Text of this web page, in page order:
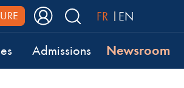
FR EN
Admissions Newsroom